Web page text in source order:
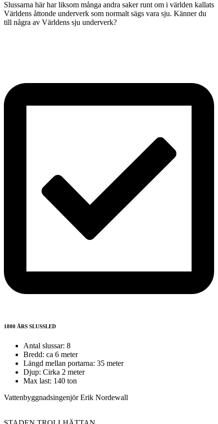
Slussarna här har liksom många andra saker runt om i världen kallats
Världens åttonde underverk som normalt sägs vara sju. Känner du
till några av Världens sju underverk?
1800 ÅRS SLUSSLED
Antal slussar: 8
Bredd: ca 6 meter
Längd mellan portarna: 35 meter
Djup: Cirka 2 meter
Max last: 140 ton
Vattenbyggnadsingenjör Erik Nordewall